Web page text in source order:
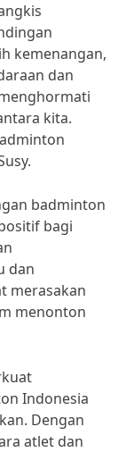
kemenangan,
dan
kita.
badminton
bagi
dan
merasakan
menonton
Indonesia
Dengan
atlet dan